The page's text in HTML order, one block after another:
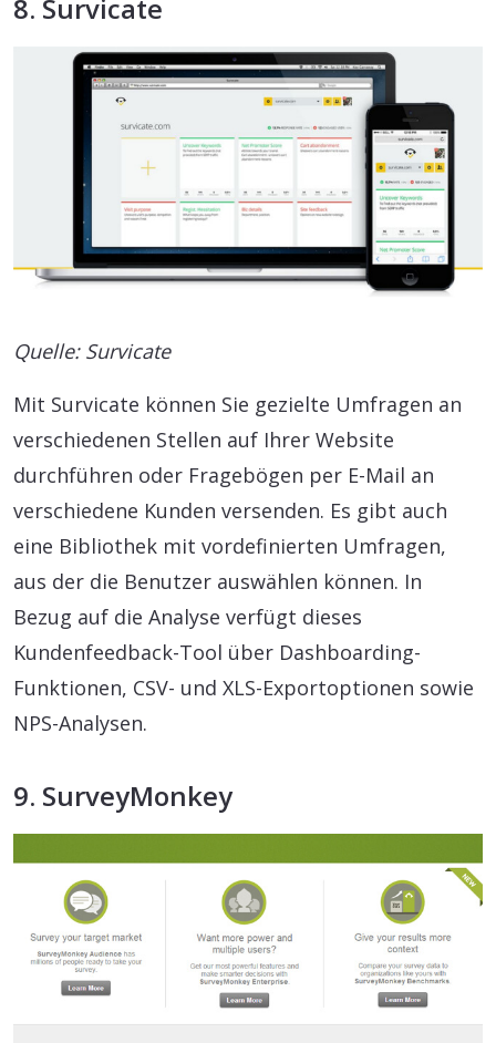
8. Survicate
Quelle: Survicate
Mit Survicate können Sie gezielte Umfragen an
verschiedenen Stellen auf Ihrer Website
durchführen oder Fragebögen per E-Mail an
verschiedene Kunden versenden. Es gibt auch
eine Bibliothek mit vordefinierten Umfragen,
aus der die Benutzer auswählen können. In
Bezug auf die Analyse verfügt dieses
Kundenfeedback-Tool über Dashboarding-
Funktionen, CSV- und XLS-Exportoptionen sowie
NPS-Analysen.
9. SurveyMonkey